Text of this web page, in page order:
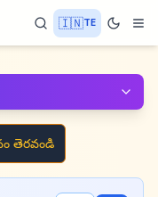
🇮🇳TE
తెరవండి